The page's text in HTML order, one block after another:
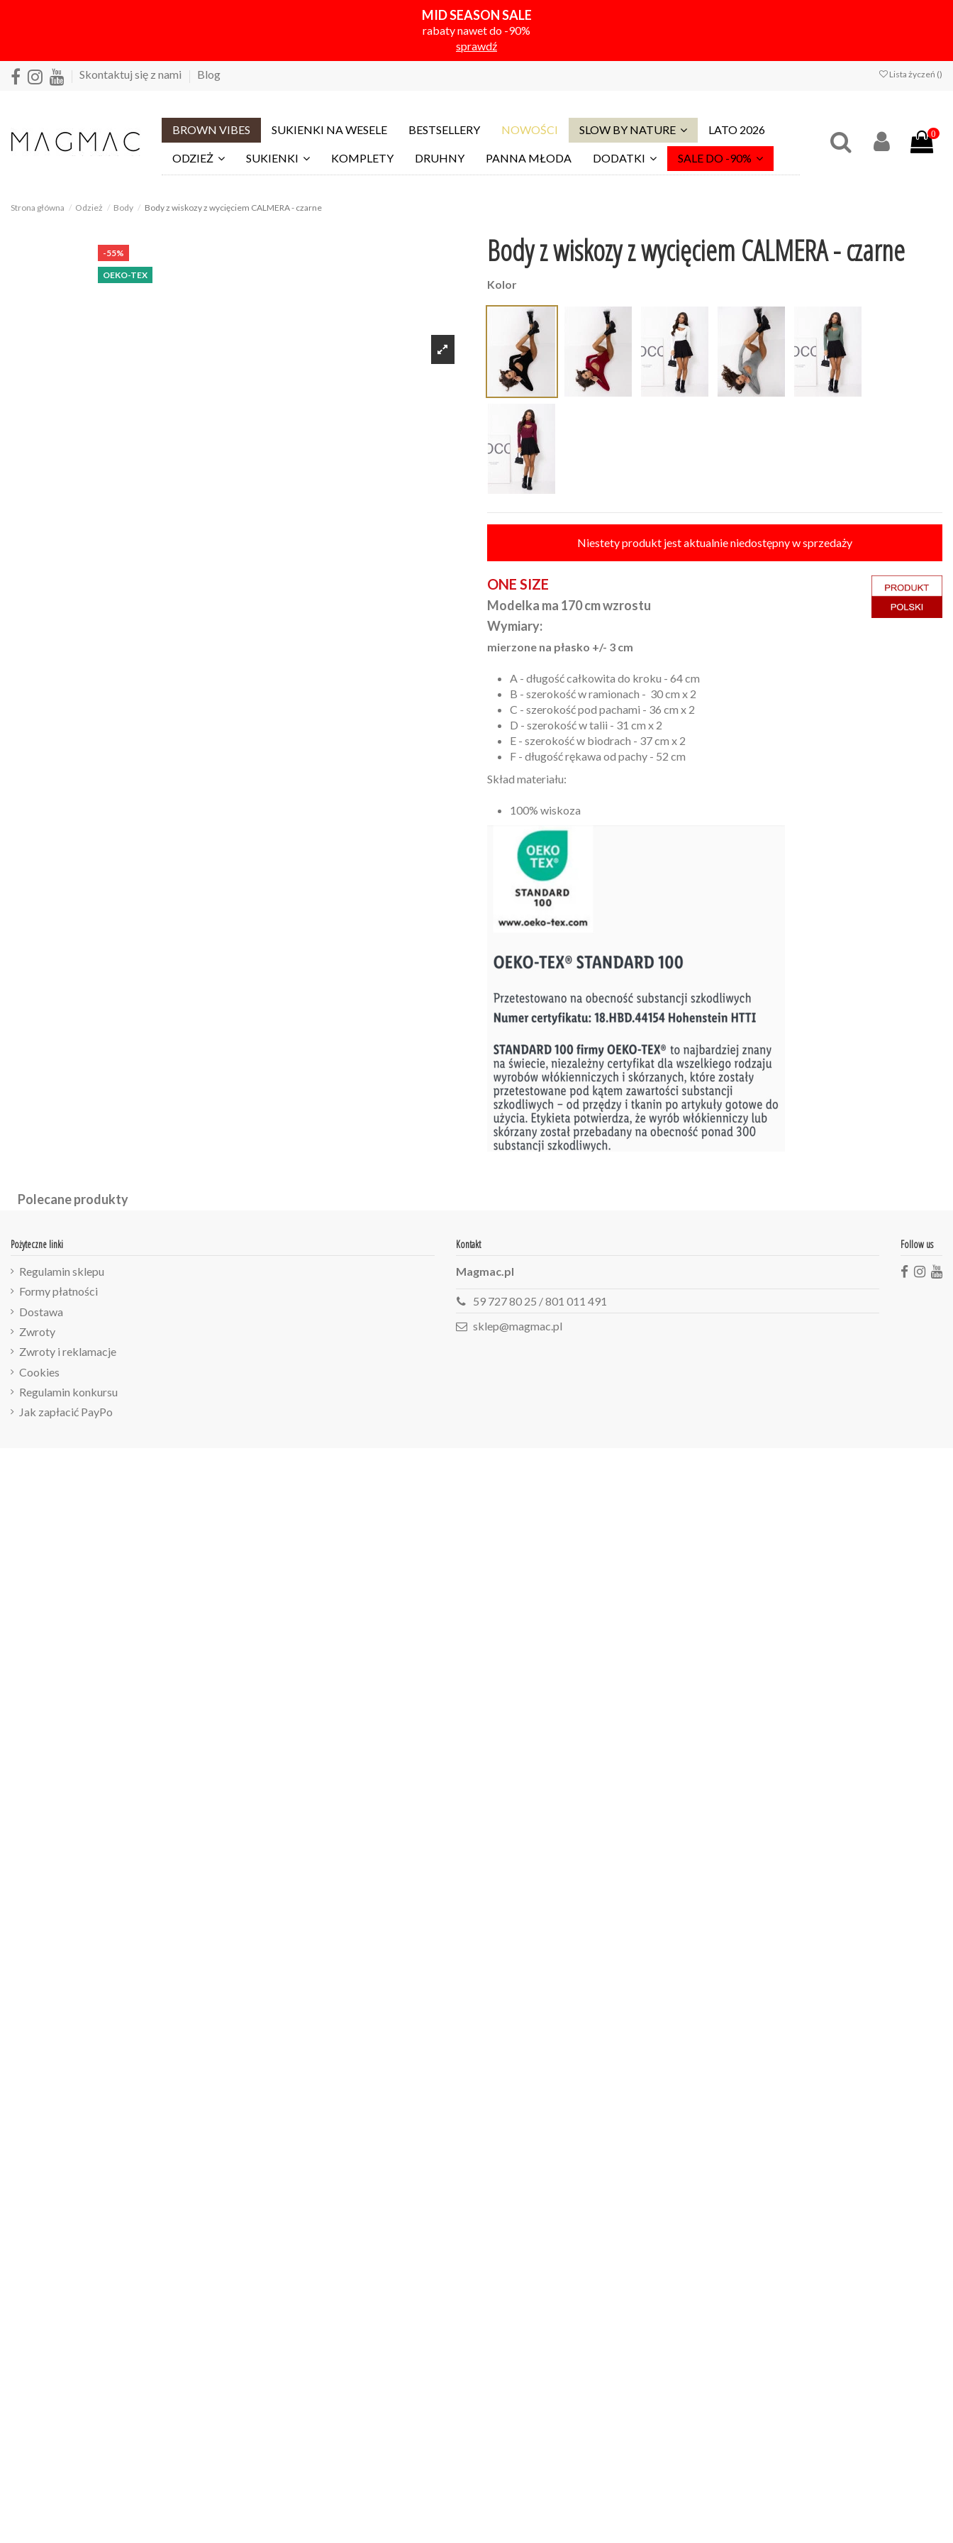
MID SEASON SALE
rabaty nawet do -90%
sprawdź
Skontaktuj się z nami Blog Lista życzeń ()
BROWN VIBES SUKIENKI NA WESELE BESTSELLERY NOWOŚCI SLOW BY NATURE LATO 2026
ODZIEŻ SUKIENKI KOMPLETY DRUHNY PANNA MŁODA DODATKI SALE DO -90%
0
Strona główna Odzież Body Body z wiskozy z wycięciem CALMERA - czarne
-55%
OEKO-TEX
Body z wiskozy z wycięciem CALMERA - czarne
Kolor
Niestety produkt jest aktualnie niedostępny w sprzedaży
ONE SIZE
Modelka ma 170 cm wzrostu
Wymiary:
mierzone na płasko +/- 3 cm
A - długość całkowita do kroku - 64 cm
B - szerokość w ramionach - 30 cm x 2
C - szerokość pod pachami - 36 cm x 2
D - szerokość w talii - 31 cm x 2
E - szerokość w biodrach - 37 cm x 2
F - długość rękawa od pachy - 52 cm
Skład materiału:
100% wiskoza
Polecane produkty
Pożyteczne linki
Regulamin sklepu
Formy płatności
Dostawa
Zwroty
Zwroty i reklamacje
Cookies
Regulamin konkursu
Jak zapłacić PayPo
Kontakt
Magmac.pl
59 727 80 25 / 801 011 491
sklep@magmac.pl
Follow us